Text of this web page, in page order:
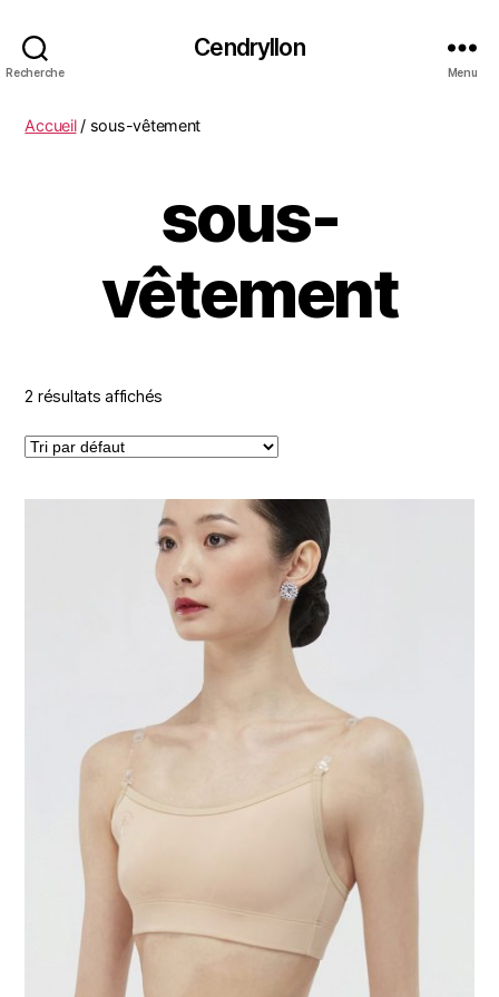
Recherche
Cendryllon
Menu
Accueil/ sous-vêtement
sous-
vêtement
2 résultats affichés